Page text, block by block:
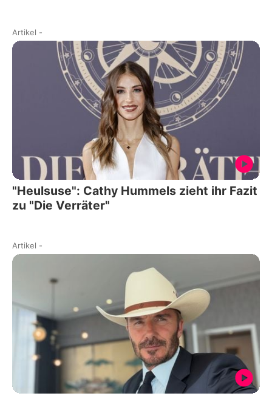
Artikel -
"Heulsuse": Cathy Hummels zieht ihr Fazit
zu "Die Verräter"
Artikel -